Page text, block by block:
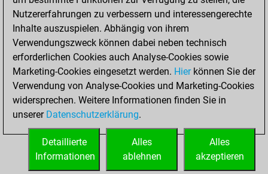
Bauer setzt Matt
0
Erstickte Matts
Unterverwandlungen
Türme auf der siebten
0
STARTSEITE
Nutzererfahrungen zu verbessern und interessengerechte
Inhalte auszuspielen. Abhängig von ihrem
Verwendungszweck können dabei neben technisch
erforderlichen Cookies auch Analyse-Cookies sowie
Marketing-Cookies eingesetzt werden. Hierkönnen Sie der
Verwendung von Analyse-Cookies und Marketing-Cookies
widersprechen. Weitere Informationen finden Sie in
unserer Datenschutzerklärung.
Alles
akzeptieren
Alles
ablehnen
Detaillierte
Informationen